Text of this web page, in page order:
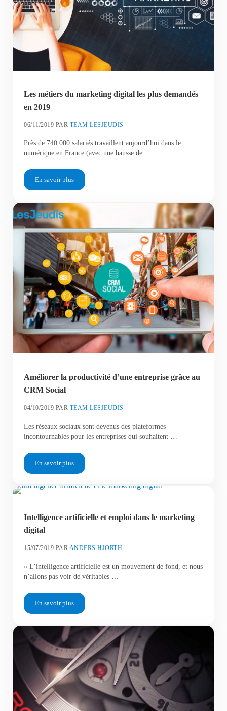
Les métiers du marketing digital les plus demandés
en 2019
06/11/2019 PAR TEAM LESJEUDIS
Près de 740 000 salariés travaillent aujourd’hui dans le
numérique en France (avec une hausse de …
En savoir plusLes métiers du marketing digital les plus demandés en 2019
Améliorer la productivité d’une entreprise grâce au
CRM Social
04/10/2019 PAR TEAM LESJEUDIS
Les réseaux sociaux sont devenus des plateformes
incontournables pour les entreprises qui souhaitent …
En savoir plusAméliorer la productivité d’une entreprise grâce au CRM
Intelligence artificielle et emploi dans le marketing
digital
15/07/2019 PAR ANDERS HJORTH
« L’intelligence artificielle est un mouvement de fond, et nous
n’allons pas voir de véritables …
En savoir plusIntelligence artificielle et emploi dans le marketing digital